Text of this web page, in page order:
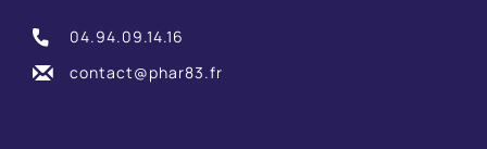
04.94.09.14.16
contact@phar83.fr